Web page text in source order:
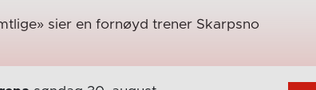
sier en fornøyd trener Skarpsno